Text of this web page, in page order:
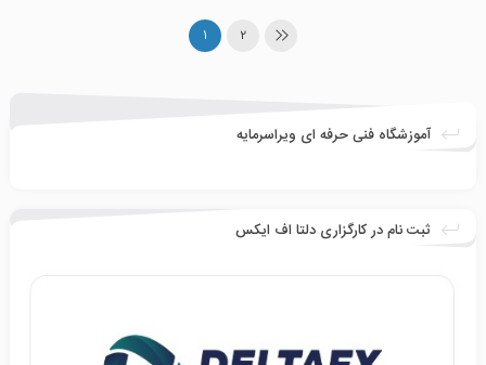
1 2
آموزشگاه فنی حرفه ای ویراسرمایه
ثبت نام در کارگزاری دلتا اف ایکس